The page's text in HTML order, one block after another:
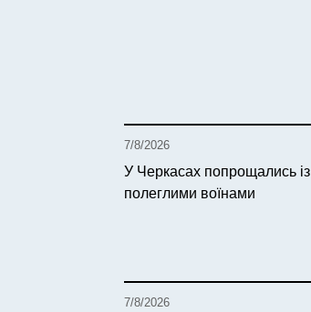
7/8/2026
У Черкасах попрощались із
полеглими воїнами
7/8/2026